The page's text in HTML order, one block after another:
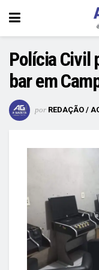
Polícia Civil
bar em
por REDAÇÃO /